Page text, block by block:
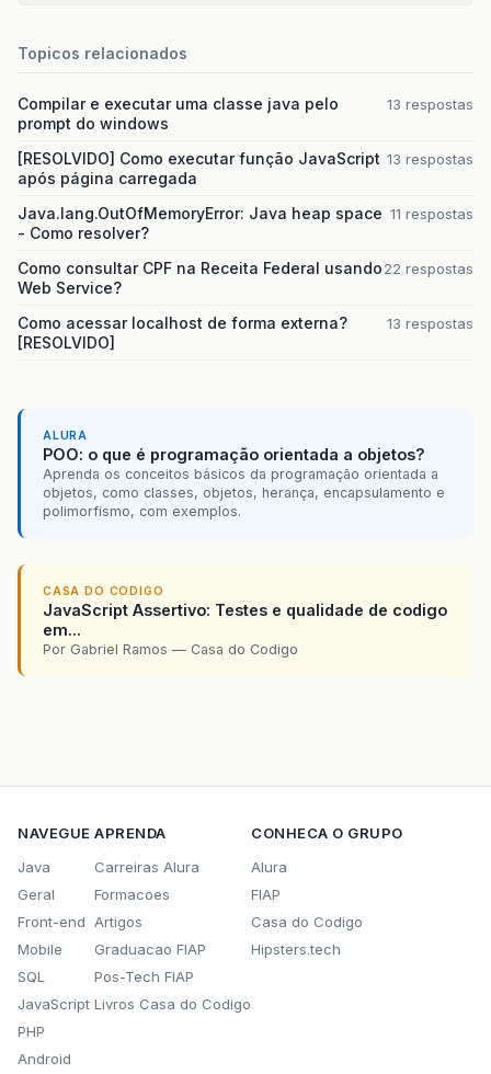
Topicos relacionados
Compilar e executar uma classe java pelo
prompt do windows
13 respostas
[RESOLVIDO] Como executar função JavaScript
após página carregada
13 respostas
Java.lang.OutOfMemoryError: Java heap space
- Como resolver?
11 respostas
Como consultar CPF na Receita Federal usando
Web Service?
22 respostas
Como acessar localhost de forma externa?
[RESOLVIDO]
13 respostas
ALURA
POO: o que é programação orientada a objetos?
Aprenda os conceitos básicos da programação orientada a
objetos, como classes, objetos, herança, encapsulamento e
polimorfismo, com exemplos.
CASA DO CODIGO
JavaScript Assertivo: Testes e qualidade de codigo
em...
Por Gabriel Ramos — Casa do Codigo
NAVEGUE
Java
Geral
Front-end
Mobile
SQL
JavaScript
PHP
Android
APRENDA
Carreiras Alura
Formacoes
Artigos
Graduacao FIAP
Pos-Tech FIAP
Livros Casa do Codigo
CONHECA O GRUPO
Alura
FIAP
Casa do Codigo
Hipsters.tech